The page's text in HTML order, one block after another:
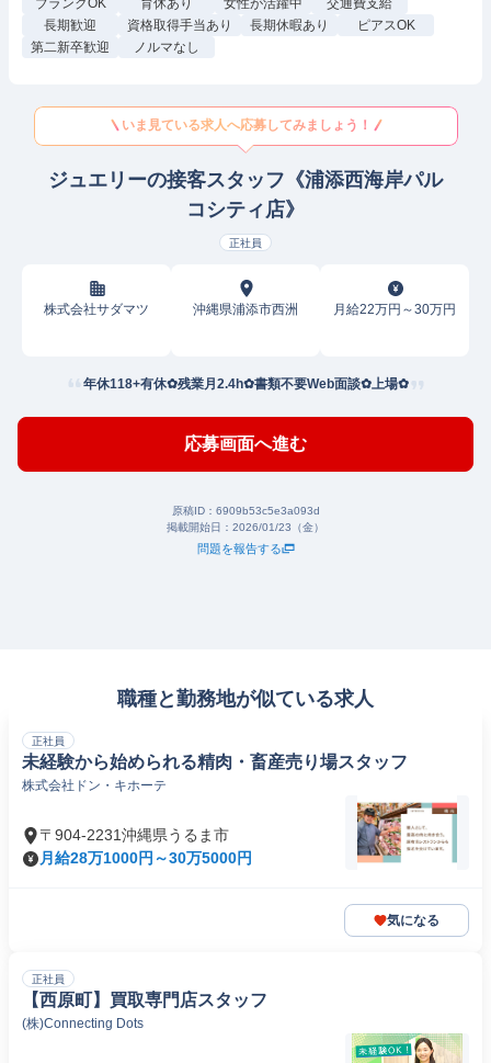
ブランクOK 育休あり 女性が活躍中
交通費支給
長期歓迎
資格取得手当あり 長期休暇あり
ピアスOK
第二新卒歓迎
ノルマなし
いま見ている求人へ応募してみましょう！
ジュエリーの接客スタッフ《浦添西海岸パル
コシティ店》
正社員
株式会社サダマツ 沖縄県浦添市西洲 月給22万円～30万円
年休118+有休✿残業月2.4h✿書類不要Web面談✿上場✿
応募画面へ進む
原稿ID： 6909b53c5e3a093d
掲載開始日： 2026/01/23（金）
問題を報告する
職種と勤務地が似ている求人
正社員
未経験から始められる精肉・畜産売り場スタッフ
株式会社ドン・キホーテ
〒904-2231沖縄県うるま市
月給28万1000円～30万5000円
気になる
正社員
【西原町】買取専門店スタッフ
(株)Connecting Dots